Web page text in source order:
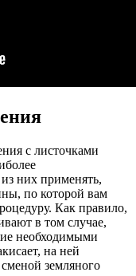
с листочками
них применять,
по которой вам
Как правило,
в том случае,
необходимыми
на ней
сменой земляного